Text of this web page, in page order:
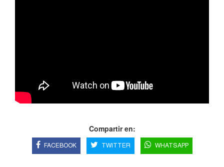
Compartir en:
FACEBOOK TWITTER WHATSAPP